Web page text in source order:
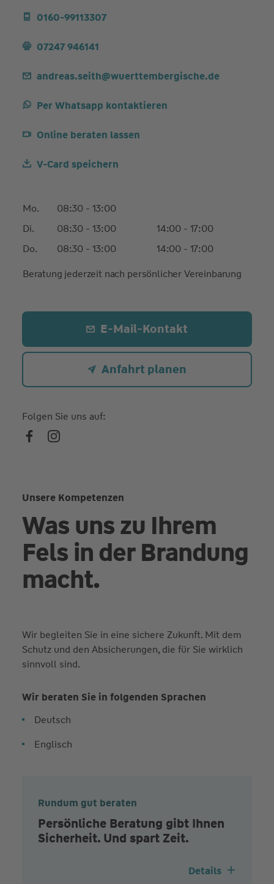
0160-99113307
07247 946141
andreas.seith@wuerttembergische.de
Per Whatsapp kontaktieren
Online beraten lassen
V-Card speichern
Mo.
08:30 - 13:00
Di.
08:30 - 13:00
14:00 - 17:00
Do.
08:30 - 13:00
14:00 - 17:00
Beratung jederzeit nach persönlicher Vereinbarung
E-Mail-Kontakt
Anfahrt planen
Folgen Sie uns auf:
Unsere Kompetenzen
Was uns zu Ihrem
Fels in der Brandung
macht.
Wir begleiten Sie in eine sichere Zukunft. Mit dem
Schutz und den Absicherungen, die für Sie wirklich
sinnvoll sind.
Wir beraten Sie in folgenden Sprachen
Deutsch
Englisch
Rundum gut beraten
Persönliche Beratung gibt Ihnen
Sicherheit. Und spart Zeit.
Details